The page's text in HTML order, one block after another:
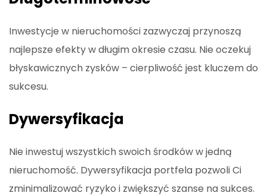
Inwestycje w nieruchomości zazwyczaj przynoszą
najlepsze efekty w długim okresie czasu. Nie oczekuj
błyskawicznych zysków – cierpliwość jest kluczem do
sukcesu.
Dywersyfikacja
Nie inwestuj wszystkich swoich środków w jedną
nieruchomość. Dywersyfikacja portfela pozwoli Ci
zminimalizować ryzyko i zwiększyć szanse na sukces.